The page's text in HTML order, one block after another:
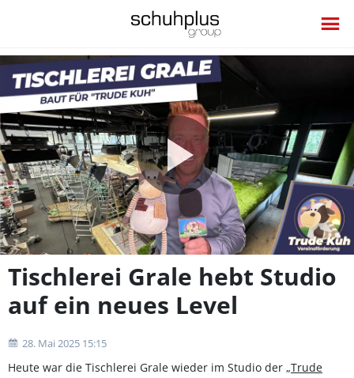
Video
Tischlerei Grale hebt Studio
auf ein neues Level
28. Mai 2025 15:15
Heute war die Tischlerei Grale wieder im Studio der „Trude